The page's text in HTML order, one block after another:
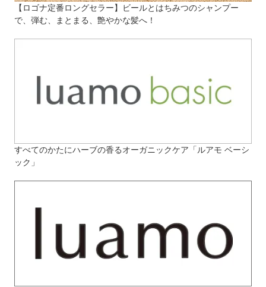
【ロゴナ定番ロングセラー】ビールとはちみつのシャンプー
で、弾む、まとまる、艶やかな髪へ！
すべてのかたにハーブの香るオーガニックケア「ルアモ ベーシ
ック」